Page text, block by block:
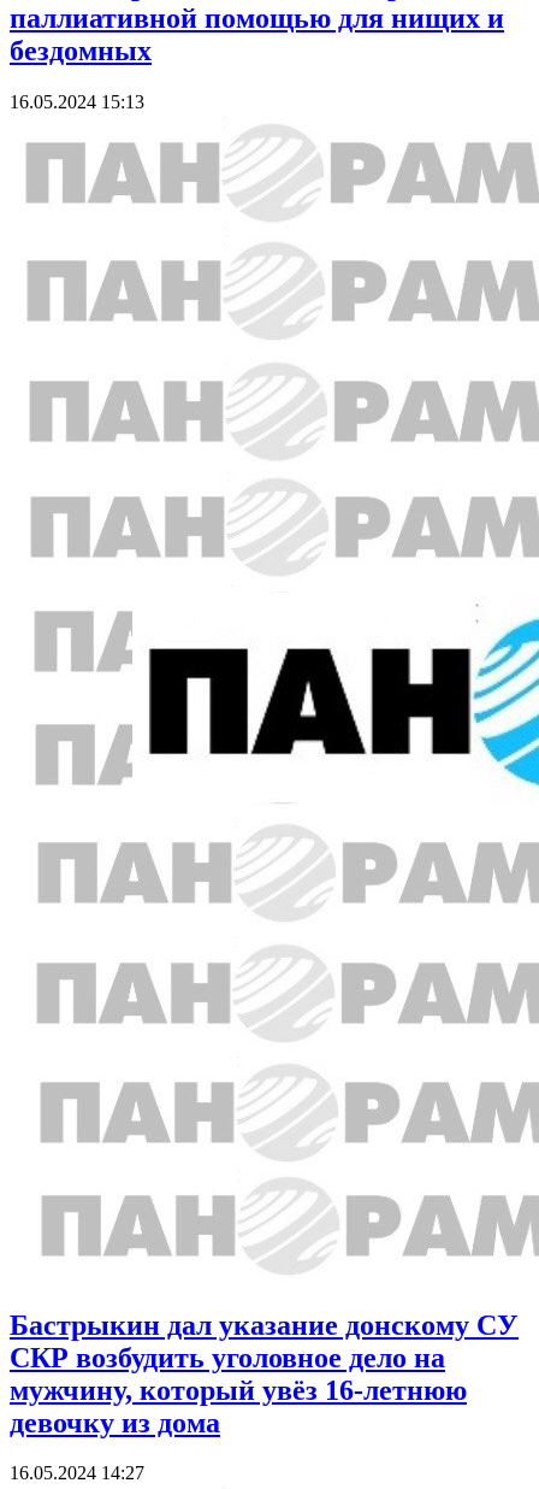
паллиативной помощью для нищих и
бездомных
16.05.2024 15:13
Бастрыкин дал указание донскому СУ
СКР возбудить уголовное дело на
мужчину, который увёз 16-летнюю
девочку из дома
16.05.2024 14:27